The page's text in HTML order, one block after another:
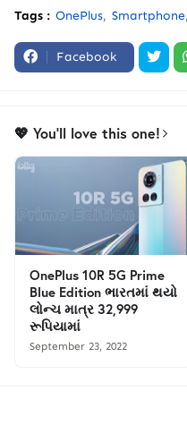
Tags : OnePlus Smartphone
Facebook
💖 You'll love this one!
OnePlus 10R 5G Prime
Blue Edition ભારતમાં થયો
લોન્ચ માત્ર 32,999
રૂપિયામાં
September 23, 2022